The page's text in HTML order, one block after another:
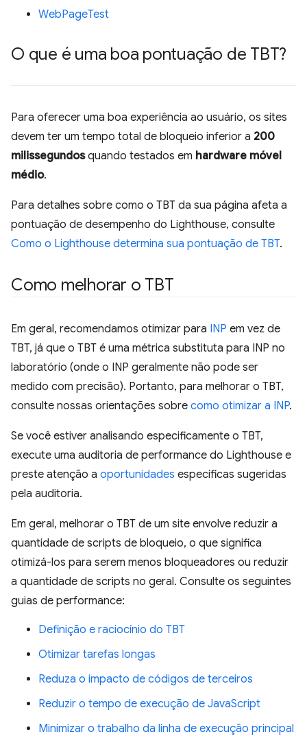
WebPageTest
O que é uma boa pontuação de TBT?
Para oferecer uma boa experiência ao usuário, os sites
devem ter um tempo total de bloqueio inferior a 200
milissegundosquando testados em hardware móvel
médio.
Para detalhes sobre como o TBT da sua página afeta a
pontuação de desempenho do Lighthouse, consulte
Como o Lighthouse determina sua pontuação de TBT.
Como melhorar o TBT
Em geral, recomendamos otimizar para INP em vez de
TBT, já que o TBT é uma métrica substituta para INP no
laboratório (onde o INP geralmente não pode ser
medido com precisão). Portanto, para melhorar o TBT,
consulte nossas orientações sobre como otimizar a INP.
Se você estiver analisando especificamente o TBT,
execute uma auditoria de performance do Lighthouse e
preste atenção a oportunidades específicas sugeridas
pela auditoria.
Em geral, melhorar o TBT de um site envolve reduzir a
quantidade de scripts de bloqueio, o que significa
otimizá-los para serem menos bloqueadores ou reduzir
a quantidade de scripts no geral. Consulte os seguintes
guias de performance:
Definição e raciocínio do TBT
Otimizar tarefas longas
Reduza o impacto de códigos de terceiros
Reduzir o tempo de execução de JavaScript
Minimizar o trabalho da linha de execução principal